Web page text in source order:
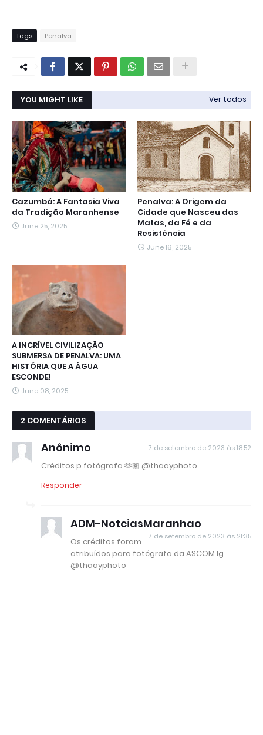
Tags Penalva
YOU MIGHT LIKE Ver todos
Cazumbá: A Fantasia Viva
da Tradição Maranhense
June 25, 2025
Penalva: A Origem da
Cidade que Nasceu das
Matas, da Fé e da
Resistência
June 16, 2025
A INCRÍVEL CIVILIZAÇÃO
SUBMERSA DE PENALVA: UMA
HISTÓRIA QUE A ÁGUA
ESCONDE!
June 08, 2025
2 COMENTÁRIOS
Anônimo 7 de setembro de 2023 às 18:52
Créditos p fotógrafa 🫶🏽 @thaayphoto
Responder
ADM-NotciasMaranhao
7 de setembro de 2023 às 21:35
Os créditos foram
atribuídos para fotógrafa da ASCOM Ig
@thaayphoto